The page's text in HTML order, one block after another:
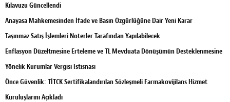
Kılavuzu Güncellendi
Anayasa Mahkemesinden İfade ve Basın Özgürlüğüne Dair Yeni Karar
Taşınmaz Satış İşlemleri Noterler Tarafından Yapılabilecek
Enflasyon Düzeltmesine Erteleme ve TL Mevduata Dönüşümün Desteklenmesine
Yönelik Kurumlar Vergisi İstisnası
Önce Güvenlik: TİTCK Sertifikalandırılan Sözleşmeli Farmakovijilans Hizmet
Kuruluşlarını Açıkladı